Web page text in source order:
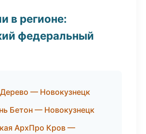
в регионе:
федеральный
— Новокузнецк
Бетон — Новокузнецк
АрхПро Кров —